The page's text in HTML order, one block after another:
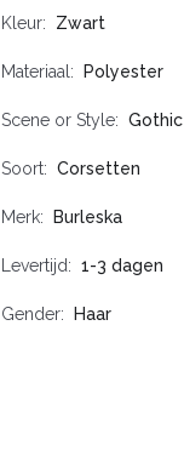
Kleur Zwart
Materiaal Polyester
Scene or Style Gothic
Soort Corsetten
Merk Burleska
Levertijd 1-3 dagen
Gender Haar